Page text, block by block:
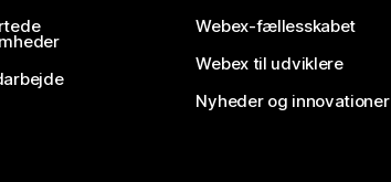
Webex-fællesskabet
Webex til udviklere
Nyheder og innovationer